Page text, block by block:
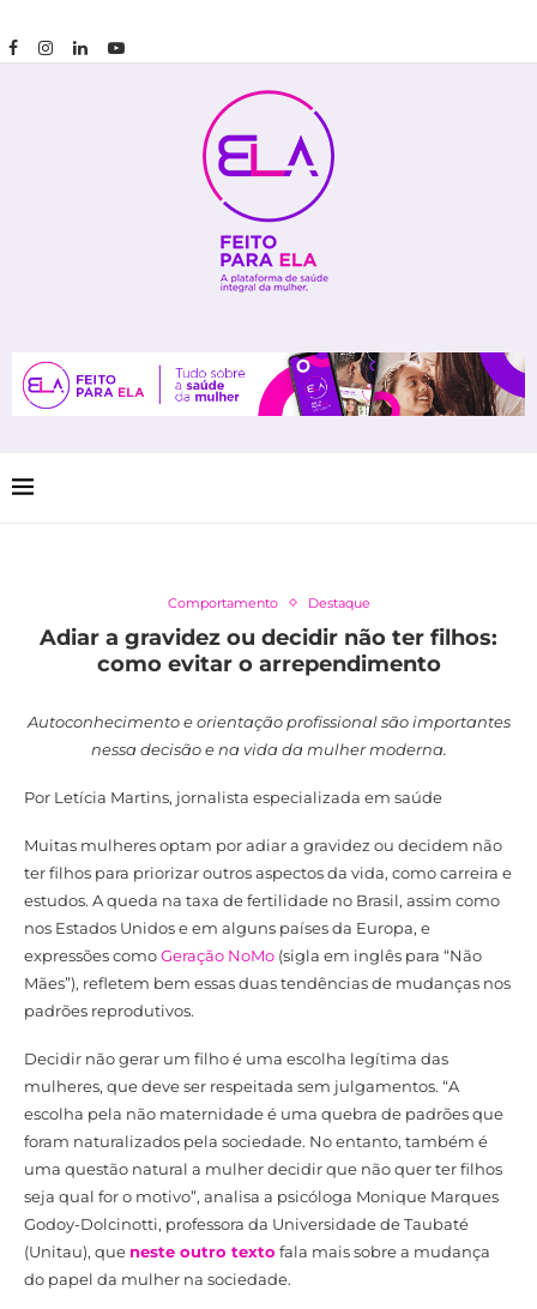
Comportamento Destaque
Adiar a gravidez ou decidir não ter filhos:
como evitar o arrependimento
Autoconhecimento e orientação profissional são importantes
nessa decisão e na vida da mulher moderna.
Por Letícia Martins, jornalista especializada em saúde
Muitas mulheres optam por adiar a gravidez ou decidem não
ter filhos para priorizar outros aspectos da vida, como carreira e
estudos. A queda na taxa de fertilidade no Brasil, assim como
nos Estados Unidos e em alguns países da Europa, e
expressões comoGeração NoMo (sigla em inglês para “Não
Mães”), refletem bem essas duas tendências de mudanças nos
padrões reprodutivos.
Decidir não gerar um filho é uma escolha legítima das
mulheres, que deve ser respeitada sem julgamentos. “A
escolha pela não maternidade é uma quebra de padrões que
foram naturalizados pela sociedade. No entanto, também é
uma questão natural a mulher decidir que não quer ter filhos
seja qual for o motivo”, analisa a psicóloga Monique Marques
Godoy-Dolcinotti, professora da Universidade de Taubaté
(Unitau), que neste outro texto fala mais sobre a mudança
do papel da mulher na sociedade.